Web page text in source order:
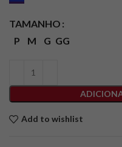
TAMANHO
P
M G GG
Add to wishlist